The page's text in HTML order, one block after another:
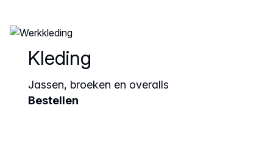
Kleding
Jassen, broeken en overalls
Bestellen